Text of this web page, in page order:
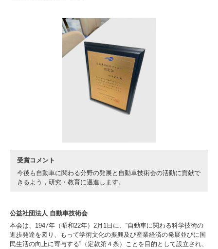
在学生・保証人の方
寄付・ご支援
受賞コメント
今後も自動車に関わる分野の発展と自動車技術会の活動に貢献で
きるよう，研究・教育に邁進します。
公益社団法人 自動車技術会
本会は、1947年（昭和22年）2月1日に、“自動車に関わる科学技術の
進歩発達を図り、もって学術文化の振興及び産業経済の発展並びに国
民生活の向上に寄与する”（定款第４条）ことを目的として設立され、